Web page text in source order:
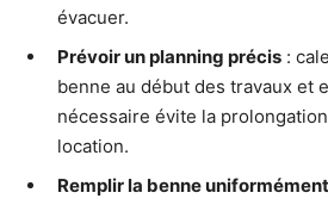
évacuer.
Prévoir un planning précis :
benne au début des travaux et
nécessaire évite la
location.
Remplir la benne uniformément